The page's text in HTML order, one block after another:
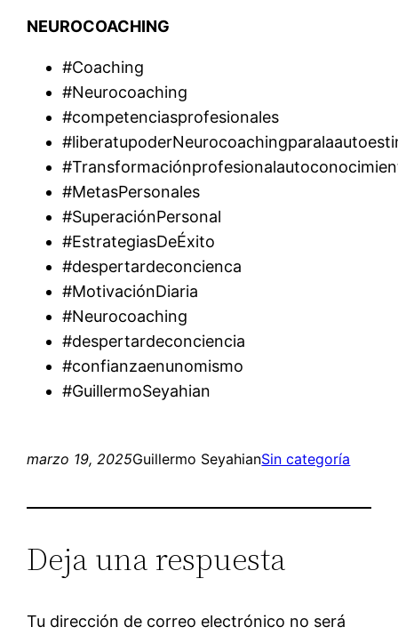
NEUROCOACHING
#Coaching
#Neurocoaching
#competenciasprofesionales
#MetasPersonales
#SuperaciónPersonal
#EstrategiasDeÉxito
#despertardeconcienca
#MotivaciónDiaria
#Neurocoaching
#despertardeconciencia
#confianzaenunomismo
#GuillermoSeyahian
marzo 19, 2025Guillermo SeyahianSin categoría
Deja una respuesta
Tu dirección de correo electrónico no será